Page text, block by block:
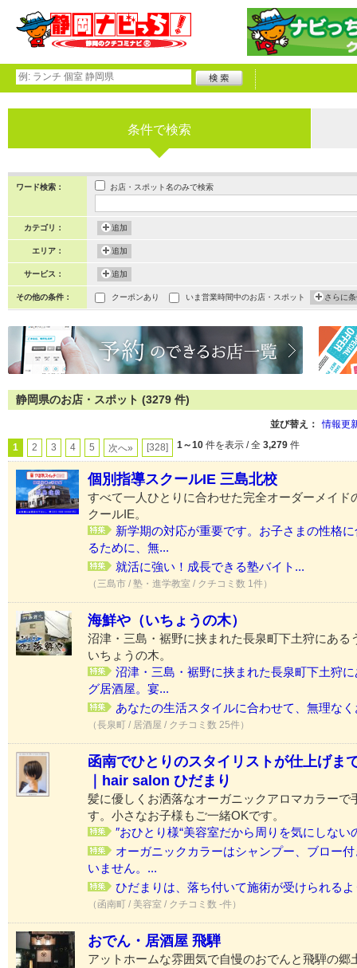
条件で検索
ワード検索： お店・スポット名のみで検索
カテゴリ： 追加
エリア： 追加
サービス： 追加
その他の条件： クーポンあり いま営業時間中のお店・スポット さらに
静岡県のお店・スポット (3279 件)
並び替え： 情報更
1 2 3 4 5 次へ» [328] 1～10 件を表示 / 全 3,279 件
個別指導スクールIE 三島北校
すべて一人ひとりに合わせた完全オーダーメイド
クールIE。
新学期の対応が重要です。お子さまの性格
るために、無...
就活に強い！成長できる塾バイト...
（三島市 / 塾・進学教室 / クチコミ数 1件）
海鮮や（いちょうの木）
沼津・三島・裾野に挟まれた長泉町下土狩にある
いちょうの木。
沼津・三島・裾野に挟まれた長泉町下土狩
グ居酒屋。宴...
あなたの生活スタイルに合わせて、無理な
（長泉町 / 居酒屋 / クチコミ数 25件）
函南でひとりのスタイリストが仕上げま
｜hair salon ひだまり
髪に優しくお洒落なオーガニックアロマカラーで
す。小さなお子様もご一緒OKです。
″おひとり様“美容室だから周りを気にしない
オーガニックカラーはシャンプー、ブロー
いません。...
ひだまりは、落ち付いて施術が受けられる
（函南町 / 美容室 / クチコミ数 -件）
おでん・居酒屋 飛騨
アットホームな雰囲気で自慢のおでんと飛騨の郷